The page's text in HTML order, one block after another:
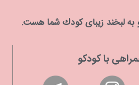
به لبخند زیبای كودك شما هست.
با کودکو